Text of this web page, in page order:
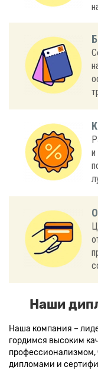
и
Наши
Наша компания –
гордимся высоким
дипломами и